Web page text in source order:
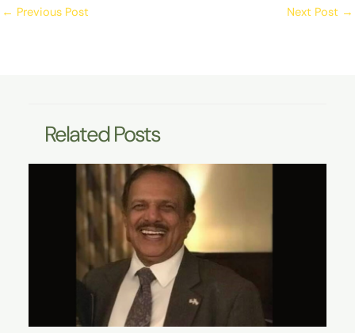
← Previous Post Next Post →
Related Posts